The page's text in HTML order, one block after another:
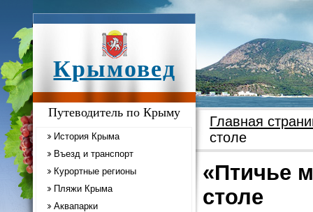
Крымовед
Путеводитель по Крыму
История Крыма
Въезд и транспорт
Курортные регионы
Пляжи Крыма
Аквапарки
Главная
столе
«Птичье
столе